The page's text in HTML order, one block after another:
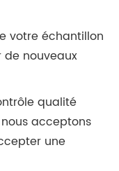
votre échantillon
de nouveaux
qualité
acceptons
une